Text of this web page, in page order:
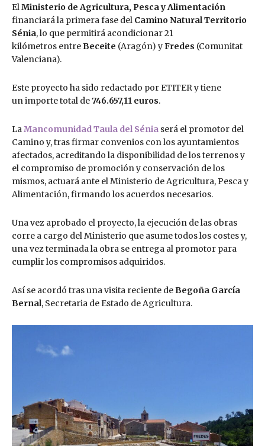
ElMinisterio de Agricultura, Pesca y Alimentación
financiará la primera fase del Camino Natural Territorio
Sénia, lo que permitirá acondicionar 21
kilómetros entreBeceite (Aragón) yFredes (Comunitat
Valenciana).
Este proyecto ha sido redactado por ETITER y tiene
un importe total de746.657,11 euros.
LaMancomunidad Taula del Sénia será el promotor del
Camino y, tras firmar convenios con los ayuntamientos
afectados, acreditando la disponibilidad de los terrenos y
el compromiso de promoción y conservación de los
mismos, actuará ante el Ministerio de Agricultura, Pesca y
Alimentación, firmando los acuerdos necesarios.
Una vez aprobado el proyecto, la ejecución de las obras
corre a cargo del Ministerio que asume todos los costes y,
una vez terminada la obra se entrega al promotor para
cumplir los compromisos adquiridos.
Así se acordó tras una visita reciente deBegoña García
Bernal, Secretaria de Estado de Agricultura.